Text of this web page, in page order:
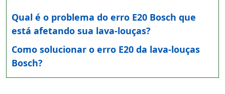
Qual é o problema do erro E20 Bosch que
está afetando sua lava-louças?
Como solucionar o erro E20 da lava-louças
Bosch?